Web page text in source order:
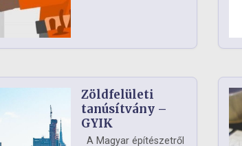
Zöldfelületi
tanúsítvány –
GYIK
A Magyar építészetről